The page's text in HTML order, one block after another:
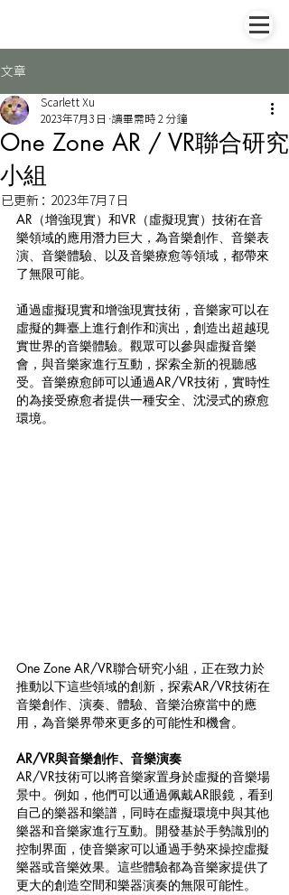
文章
One Zone AR / VR聯合研究
小組
Scarlett Xu
2023年7月3日
讀畢需時 2 分鐘
已更新： 2023年7月7日
AR（增強現實）和VR（虛擬現實）技術在音
樂領域的應用潛力巨大，為音樂創作、音樂表
演、音樂體驗、以及音樂療愈等領域，都帶來
了無限可能。
通過虛擬現實和增強現實技術，音樂家可以在
虛擬的舞臺上進行創作和演出，創造出超越現
實世界的音樂體驗。觀眾可以參與虛擬音樂
會，與音樂家進行互動，探索全新的視聽感
受。音樂療愈師可以通過AR/VR技術，實時性
的為接受療愈者提供一種安全、沈浸式的療愈
環境。
One Zone AR/VR聯合研究小組，正在致力於
推動以下這些領域的創新，探索AR/VR技術在
音樂創作、演奏、體驗、音樂治療當中的應
用，為音樂界帶來更多的可能性和機會。
AR/VR與音樂創作、音樂演奏
AR/VR技術可以將音樂家置身於虛擬的音樂場
景中。例如，他們可以通過佩戴AR眼鏡，看到
自己的樂器和樂譜，同時在虛擬環境中與其他
樂器和音樂家進行互動。開發基於手勢識別的
控制界面，使音樂家可以通過手勢來操控虛擬
樂器或音樂效果。這些體驗都為音樂家提供了
更大的創造空間和樂器演奏的無限可能性。